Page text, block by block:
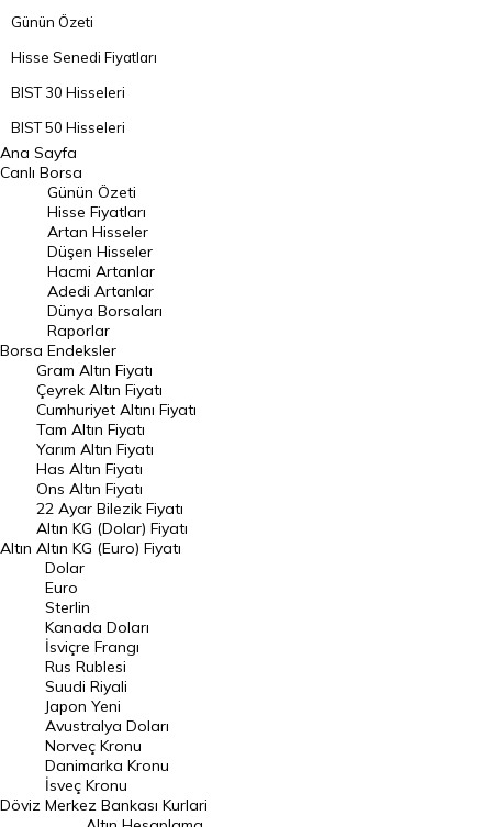
Günün Özeti
Hisse Senedi Fiyatları
BIST 30 Hisseleri
BIST 50 Hisseleri
BIST 100 Hisseleri
En Çok Artan Hisseler
En Çok Düşen Hisseler
Hacmi Artanlar
Geçmiş Kapanışlar
Dünya Borsaları
Raporlar
Endeksler
DÖVİZ
Döviz Kuru
Dolar Kuru
Euro Kuru
Pound Kuru
Frank Kuru
Riyal Kuru
Avustralya Doları
Danimarka Kronu Kuru
Kanada Doları Kuru
Norveç Kronu Kuru
Ana Sayfa
Canlı Borsa
Borsa
Günün Özeti
Hisse Fiyatları
Artan Hisseler
Düşen Hisseler
Hacmi Artanlar
Adedi Artanlar
Dünya Borsaları
Raporlar
Endeksler
Altın
Gram Altın Fiyatı
Çeyrek Altın Fiyatı
Cumhuriyet Altını Fiyatı
Tam Altın Fiyatı
Yarım Altın Fiyatı
Has Altın Fiyatı
Ons Altın Fiyatı
22 Ayar Bilezik Fiyatı
Altın KG (Dolar) Fiyatı
Altın KG (Euro) Fiyatı
Döviz
Dolar
Euro
Sterlin
Kanada Doları
İsviçre Frangı
Rus Rublesi
Suudi Riyali
Japon Yeni
Avustralya Doları
Norveç Kronu
Danimarka Kronu
İsveç Kronu
Merkez Bankası Kurlari